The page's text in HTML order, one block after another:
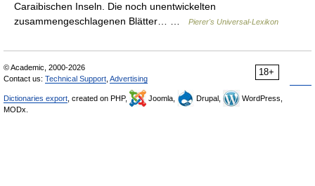
Caraibischen Inseln. Die noch unentwickelten
zusammengeschlagenen Blätter… …
Pierer's Universal-Lexikon
18+
© Academic, 2000-2026
Contact us: Technical Support Advertising
Dictionaries export , created on PHP, Joomla, Drupal,
WordPress,
MODx.